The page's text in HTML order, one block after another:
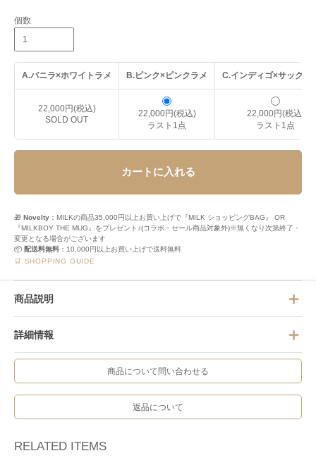
個数
A.バニラ×ホワイトラメ B.ピンク×ピンクラメ C.インディゴ×サックス
22,000円(税込)
SOLD OUT
22,000円(税込)
ラスト1点
22,000円(税込)
ラスト1点
カートに入れる
🎁 Novelty ：MILKの商品35,000円以上お買い上げで『MILK ショッピングBAG』 OR
『MILKBOY THE MUG』をプレゼント♪(コラボ・セール商品対象外)※無くなり次第終了・
変更となる場合がございます
📦 配送料無料 ：10,000円以上お買い上げで送料無料
🛒 SHOPPING GUIDE
商品説明
詳細情報
商品について問い合わせる
返品について
RELATED ITEMS